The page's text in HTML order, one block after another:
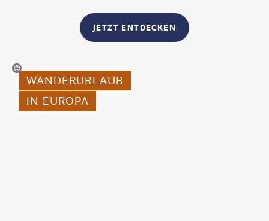
JETZT ENTDECKEN
gty
WANDERURLAUB
IN EUROPA